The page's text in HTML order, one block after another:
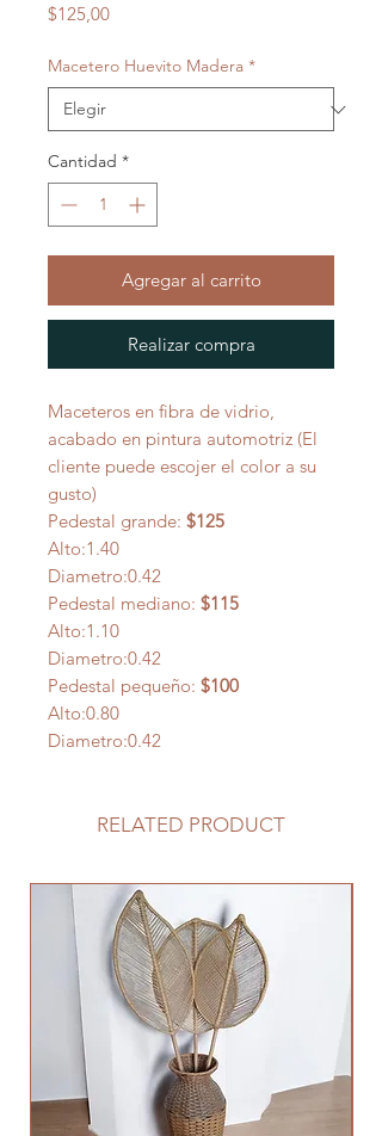
$125,00Precio
Macetero Huevito Madera *
Cantidad *
Agregar al carrito
Realizar compra
Maceteros en fibra de vidrio,
acabado en pintura automotriz (El
cliente puede escojer el color a su
gusto)
Pedestal grande: $125
Alto:1.40
Diametro:0.42
Pedestal mediano: $115
Alto:1.10
Diametro:0.42
Pedestal pequeño: $100
Alto:0.80
Diametro:0.42
RELATED PRODUCT